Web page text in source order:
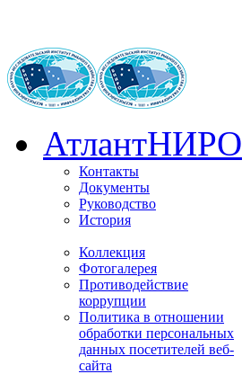
АтлантНИРО
Контакты
Документы
Руководство
История
Коллекция
Фотогалерея
Противодействие
коррупции
Политика в отношении
обработки персональных
данных посетителей веб-
сайта